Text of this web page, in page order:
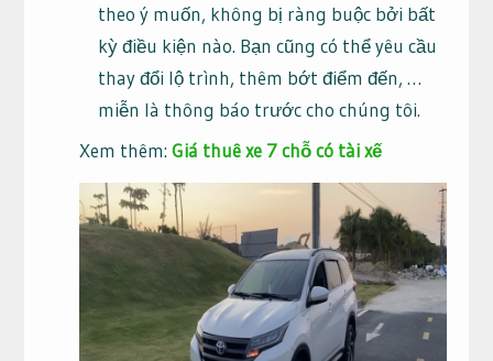
theo ý muốn, không bị ràng buộc bởi bất
kỳ điều kiện nào. Bạn cũng có thể yêu cầu
thay đổi lộ trình, thêm bớt điểm đến, …
miễn là thông báo trước cho chúng tôi.
Xem thêm: Giá thuê xe 7 chỗ có tài xế